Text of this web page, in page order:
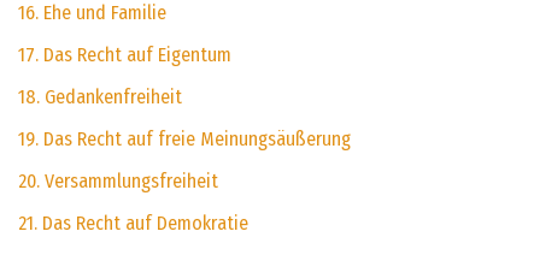
16. Ehe und Familie
17. Das Recht auf Eigentum
18. Gedankenfreiheit
19. Das Recht auf freie Meinungsäußerung
20. Versammlungsfreiheit
21. Das Recht auf Demokratie